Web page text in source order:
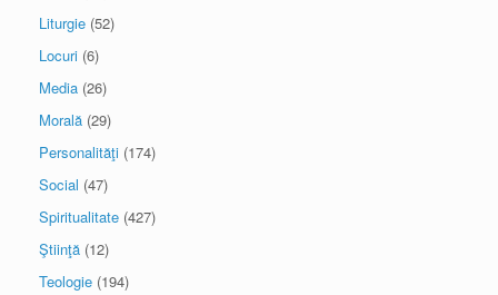
Liturgie (52)
Locuri (6)
Media (26)
Morală (29)
Personalităţi (174)
Social (47)
Spiritualitate (427)
Ştiinţă (12)
Teologie (194)